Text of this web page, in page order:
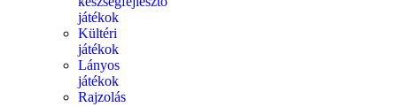
játékok
Kültéri
játékok
Lányos
játékok
Rajzolás